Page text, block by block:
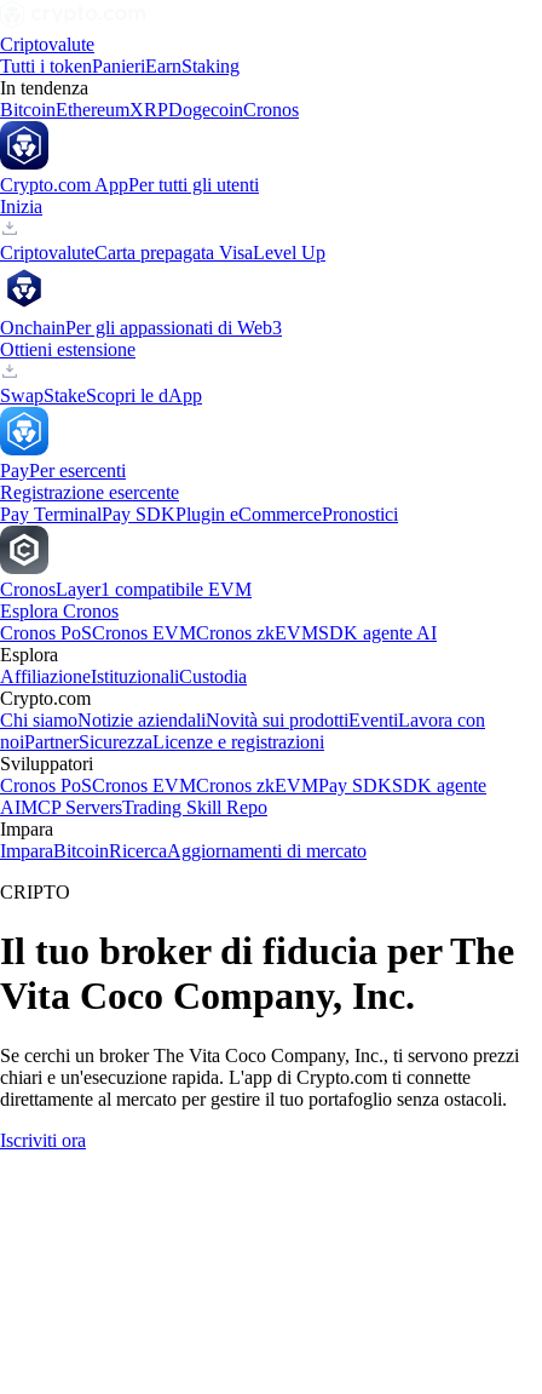
Criptovalute
Tutti i tokenPanieriEarnStaking
In tendenza
BitcoinEthereumXRPDogecoinCronos
Crypto.com AppPer tutti gli utenti
Inizia
CriptovaluteCarta prepagata VisaLevel Up
OnchainPer gli appassionati di Web3
Ottieni estensione
SwapStakeScopri le dApp
PayPer esercenti
Registrazione esercente
Pay TerminalPay SDKPlugin eCommercePronostici
CronosLayer1 compatibile EVM
Esplora Cronos
Cronos PoSCronos EVMCronos zkEVMSDK agente AI
Esplora
AffiliazioneIstituzionaliCustodia
Crypto.com
Chi siamoNotizie aziendaliNovità sui prodottiEventiLavora con
noiPartnerSicurezzaLicenze e registrazioni
Sviluppatori
Cronos PoSCronos EVMCronos zkEVMPay SDKSDK agente
AIMCP ServersTrading Skill Repo
Impara
ImparaBitcoinRicercaAggiornamenti di mercato
CRIPTO
Il tuo broker di fiducia per The
Vita Coco Company, Inc.
Se cerchi un broker The Vita Coco Company, Inc., ti servono prezzi
chiari e un'esecuzione rapida. L'app di Crypto.com ti connette
direttamente al mercato per gestire il tuo portafoglio senza ostacoli.
Iscriviti ora